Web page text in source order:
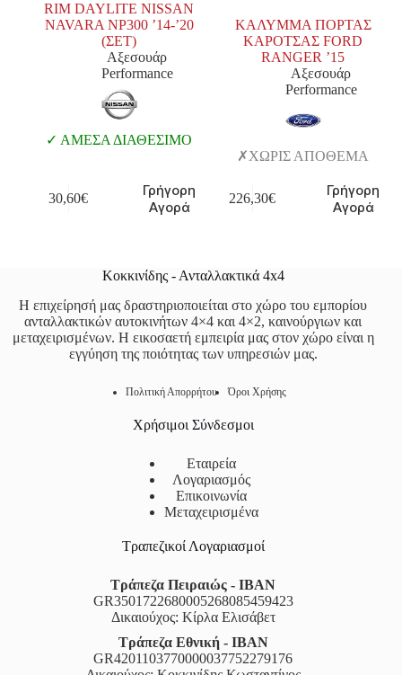
RIM DAYLITE NISSAN
NAVARA NP300 ’14-’20
(ΣΕΤ)
Αξεσουάρ
Performance
ΑΜΕΣΑ ΔΙΑΘΕΣΙΜΟ
30,60€
Γρήγορη
Αγορά
ΚΑΛΥΜΜΑ ΠΟΡΤΑΣ
ΚΑΡΟΤΣΑΣ FORD
RANGER ’15
Αξεσουάρ
Performance
ΧΩΡΙΣ ΑΠΟΘΕΜΑ
226,30€
Γρήγορη
Αγορά
Κοκκινίδης - Ανταλλακτικά 4x4
Η επιχείρησή μας δραστηριοποιείται στο χώρο του εμπορίου
ανταλλακτικών αυτοκινήτων 4×4 και 4×2, καινούργιων και
μεταχειρισμένων. Η εικοσαετή εμπειρία μας στον χώρο είναι η
εγγύηση της ποιότητας των υπηρεσιών μας.
Πολιτική Απορρήτου Όροι Χρήσης
Χρήσιμοι Σύνδεσμοι
Εταιρεία
Λογαριασμός
Επικοινωνία
Μεταχειρισμένα
Τραπεζικοί Λογαριασμοί
Τράπεζα Πειραιώς - IBAN
GR3501722680005268085459423
Δικαιούχος: Κίρλα Ελισάβετ
Τράπεζα Εθνική - IBAN
GR4201103770000037752279176